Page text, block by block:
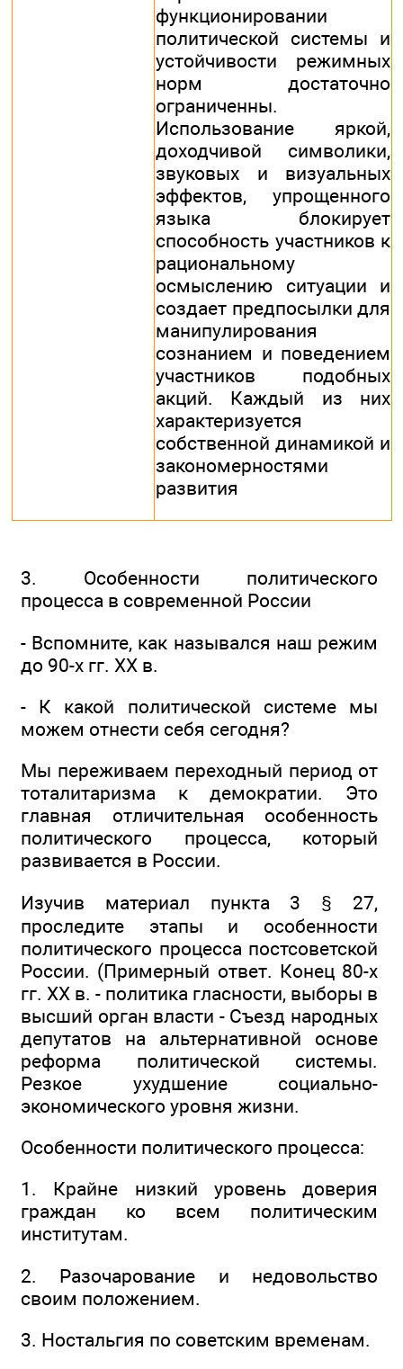
функционировании
политической системы и
устойчивости режимных
норм достаточно
ограниченны.
Использование яркой,
доходчивой символики,
звуковых и визуальных
эффектов, упрощенного
языка блокирует
способность участников к
рациональному
осмыслению ситуации и
создает предпосылки для
манипулирования
сознанием и поведением
участников подобных
акций. Каждый из них
характеризуется
собственной динамикой и
закономерностями
развития
3. Особенности политического
процесса в современной России
- Вспомните, как назывался наш режим
до 90-х гг. XX в.
- К какой политической системе мы
можем отнести себя сегодня?
Мы переживаем переходный период от
тоталитаризма к демократии. Это
главная отличительная особенность
политического процесса, который
развивается в России.
Изучив материал пункта 3 § 27,
проследите этапы и особенности
политического процесса постсоветской
России. (Примерный ответ. Конец 80-х
гг. XX в. - политика гласности, выборы в
высший орган власти - Съезд народных
депутатов на альтернативной основе
реформа политической системы.
Резкое ухудшение социально-
экономического уровня жизни.
Особенности политического процесса:
1. Крайне низкий уровень доверия
граждан ко всем политическим
институтам.
2. Разочарование и недовольство
своим положением.
3. Ностальгия по советским временам.